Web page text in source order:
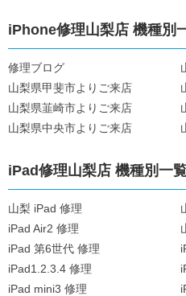
iPhone修理山梨店 機種別
修理ブログ
山梨県甲斐市よりご来店
山梨県韮崎市よりご来店
山梨県中央市よりご来店
iPad修理山梨店 機種別一
山梨 iPad 修理
iPad Air2 修理
iPad 第6世代 修理
iPad1.2.3.4 修理
iPad mini3 修理